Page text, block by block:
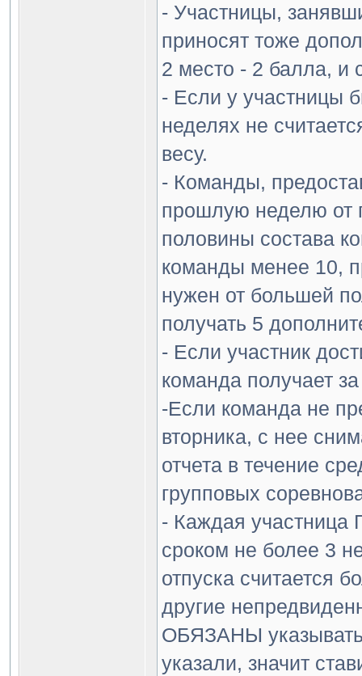
- Участницы,
приносят тоже
2 место - 2 балла, и
- Если у участницы
неделях не
весу.
- Команды,
прошлую неделю от
половины состава
команды менее 10,
нужен от большей
получать 5
- Если участник
команда получает
-Если команда не
вторника, с нее
отчета в течение
групповых
- Каждая участница
сроком не более 3
отпуска считается
другие
ОБЯЗАНЫ указывать
указали, значит